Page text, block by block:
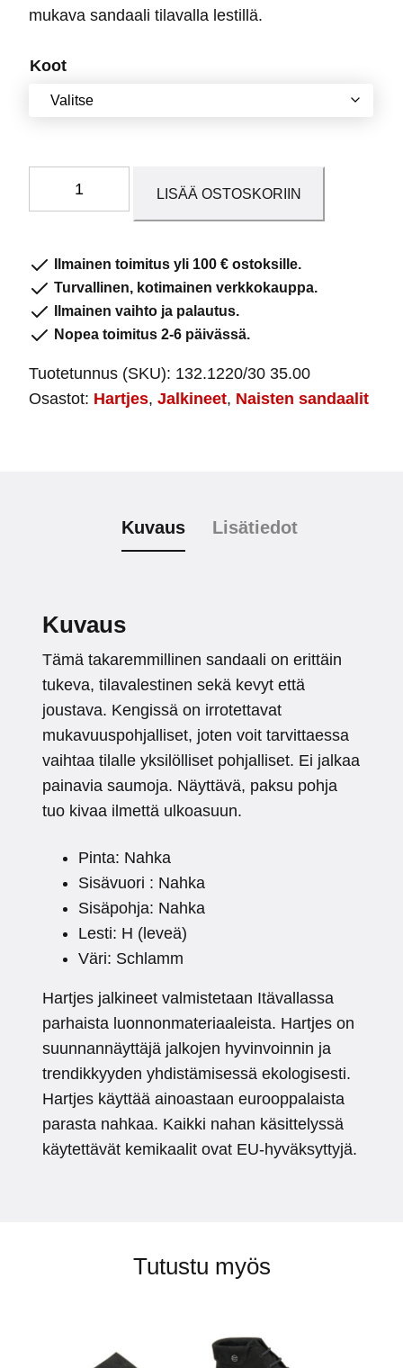
mukava sandaali tilavalla lestillä.
Koot
määrä
LISÄÄ OSTOSKORIIN
Ilmainen toimitus yli 100 € ostoksille.
Turvallinen, kotimainen verkkokauppa.
Ilmainen vaihto ja palautus.
Nopea toimitus 2-6 päivässä.
Tuotetunnus (SKU): 132.1220/30 35.00
Osastot: Hartjes, Jalkineet, Naisten sandaalit
Kuvaus Lisätiedot
Kuvaus
Tämä takaremmillinen sandaali on erittäin
tukeva, tilavalestinen sekä kevyt että
joustava. Kengissä on irrotettavat
mukavuuspohjalliset, joten voit tarvittaessa
vaihtaa tilalle yksilölliset pohjalliset. Ei jalkaa
painavia saumoja. Näyttävä, paksu pohja
tuo kivaa ilmettä ulkoasuun.
Pinta: Nahka
Sisävuori : Nahka
Sisäpohja: Nahka
Lesti: H (leveä)
Väri: Schlamm
Hartjes jalkineet valmistetaan Itävallassa
parhaista luonnonmateriaaleista. Hartjes on
suunnannäyttäjä jalkojen hyvinvoinnin ja
trendikkyyden yhdistämisessä ekologisesti.
Hartjes käyttää ainoastaan eurooppalaista
parasta nahkaa. Kaikki nahan käsittelyssä
käytettävät kemikaalit ovat EU-hyväksyttyjä.
Tutustu myös